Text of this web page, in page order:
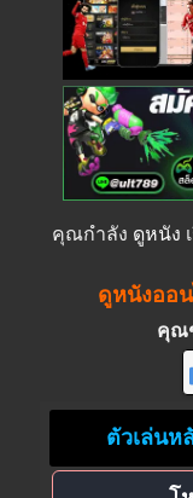
คุณกำลัง ดูหนัง
ดูหนังออ
คุณ
ตัวเล่นห